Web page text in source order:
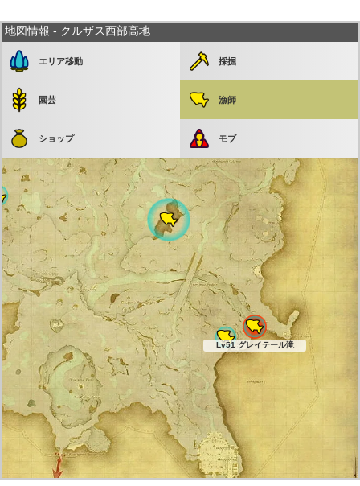
地図情報 - クルザス西部高地
エリア移動 採掘
園芸 漁師
ショップ モブ
Lv51 グレイテール滝